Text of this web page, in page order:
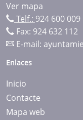
Ver mapa
Telf.: 924 600 009
Fax: 924 632 112
E-mail:
Enlaces
Inicio
Contacte
Mapa web